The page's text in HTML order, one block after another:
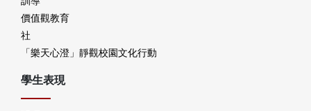
價值觀教育
社
「樂天心澄」靜觀校園文化行動
學生表現